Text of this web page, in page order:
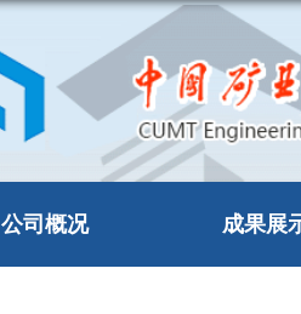
公司概况 成果展